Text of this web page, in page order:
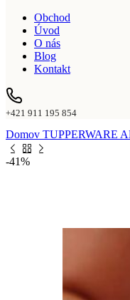
Obchod
Úvod
O nás
Blog
Kontakt
+421 911 195 854
Domov TUPPERWARE
-41%